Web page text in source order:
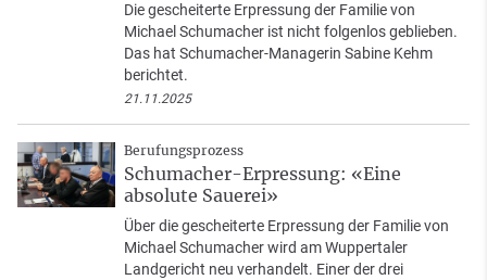
Die gescheiterte Erpressung der Familie von
Michael Schumacher ist nicht folgenlos geblieben.
Das hat Schumacher-Managerin Sabine Kehm
berichtet.
21.11.2025
Berufungsprozess
Schumacher-Erpressung: «Eine
absolute Sauerei»
Über die gescheiterte Erpressung der Familie von
Michael Schumacher wird am Wuppertaler
Landgericht neu verhandelt. Einer der drei